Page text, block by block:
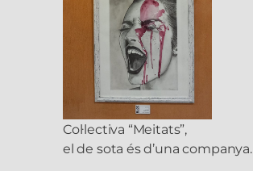
Col·lectiva “Meitats”,
el de sota és d’una companya.